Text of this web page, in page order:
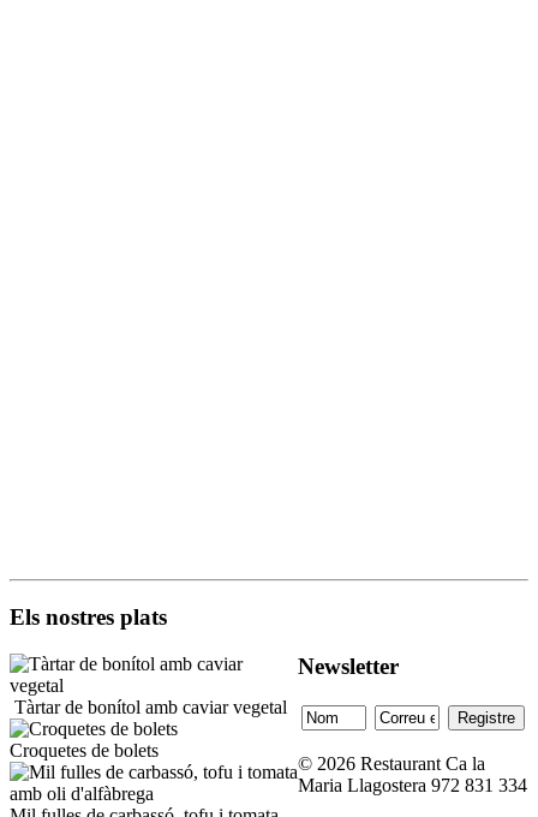
Els nostres plats
Tàrtar de bonítol amb caviar vegetal
Croquetes de bolets
Newsletter
© 2026 Restaurant Ca la
Maria Llagostera 972 831 334